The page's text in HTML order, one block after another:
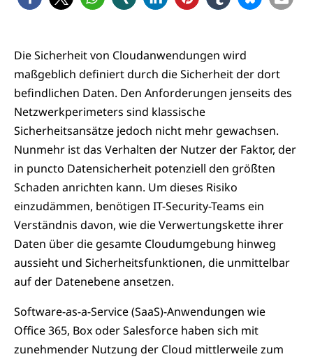
Die Sicherheit von Cloudanwendungen wird
maßgeblich definiert durch die Sicherheit der dort
befindlichen Daten. Den Anforderungen jenseits des
Netzwerkperimeters sind klassische
Sicherheitsansätze jedoch nicht mehr gewachsen.
Nunmehr ist das Verhalten der Nutzer der Faktor, der
in puncto Datensicherheit potenziell den größten
Schaden anrichten kann. Um dieses Risiko
einzudämmen, benötigen IT-Security-Teams ein
Verständnis davon, wie die Verwertungskette ihrer
Daten über die gesamte Cloudumgebung hinweg
aussieht und Sicherheitsfunktionen, die unmittelbar
auf der Datenebene ansetzen.
Software-as-a-Service (SaaS)-Anwendungen wie
Office 365, Box oder Salesforce haben sich mit
zunehmender Nutzung der Cloud mittlerweile zum